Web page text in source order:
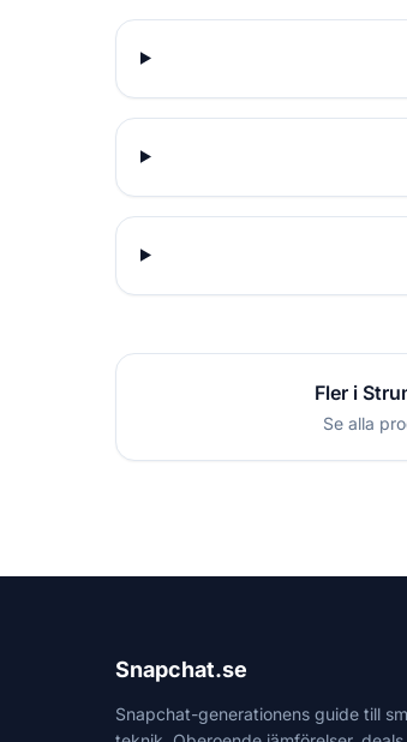
Fler i
Se alla
Snapchat.se
Snapchat-generationens guide till